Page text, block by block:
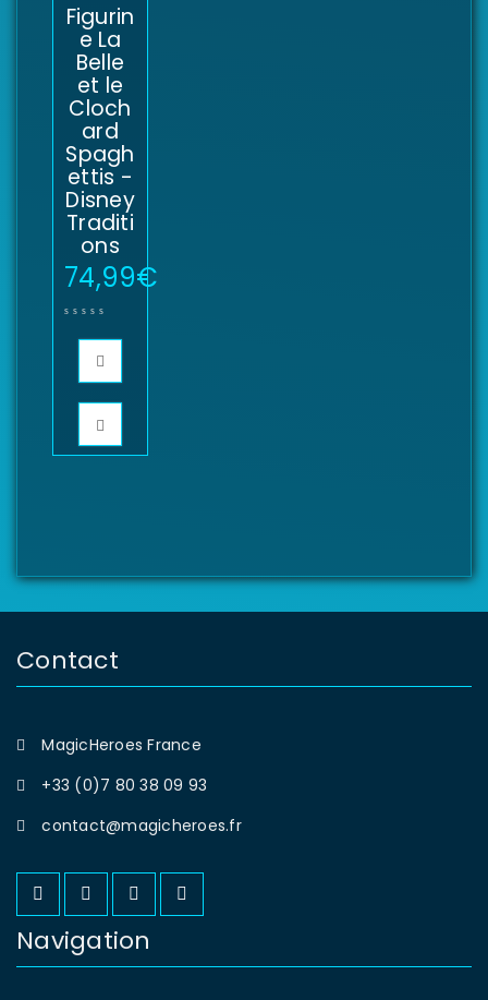
Figurin
e La
Belle
et le
Cloch
ard
Spagh
ettis -
Disney
Traditi
ons
74,99€
Contact
MagicHeroes France
+33 (0)7 80 38 09 93
contact@magicheroes.fr
Navigation